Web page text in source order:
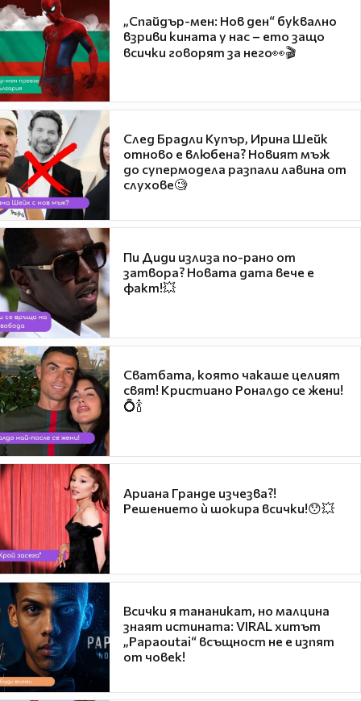
„Спайдър-мен: Нов ден“ буквално
взриви кината у нас – ето защо
всички говорят за него👀🎬
След Брадли Купър, Ирина Шейк
отново е влюбена? Новият мъж
до супермодела разпали лавина от
слухове🧐
Пи Диди излиза по-рано от
затвора? Новата дата вече е
факт!💥
Сватбата, която чакаше целият
свят! Кристиано Роналдо се жени!
💍🍾
Ариана Гранде изчезва?!
Решението ѝ шокира всички!😯💥
Всички я тананикат, но малцина
знаят истината: VIRAL хитът
„Papaoutai“ всъщност не е изпят
от човек!